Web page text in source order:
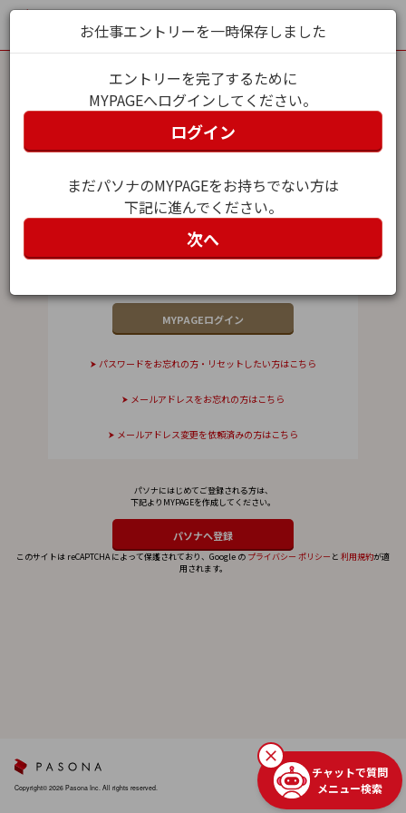
MYPAGEログイン
パスワード
パスワードをお忘れの方・リセットしたい方はこちら
メールアドレスをお忘れの方はこちら
メールアドレス変更を依頼済みの方はこちら
パソナにはじめてご登録される方は、
下記よりMYPAGEを作成してください。
このサイトは reCAPTCHA によって保護されており、Google の プライバシー ポリシー と 利用規約が適
用されます。
お仕事エントリーを一時保存しました
エントリーを完了するために
MYPAGEへログインしてください。
ログイン
まだパソナのMYPAGEをお持ちでない方は
下記に進んでください。
次へ
Copyright© 2026 Pasona Inc. All rights reserved.
チャットで質問
メニュー検索